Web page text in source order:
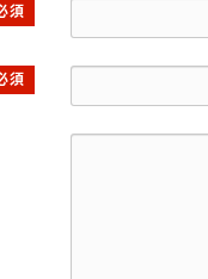
須
須